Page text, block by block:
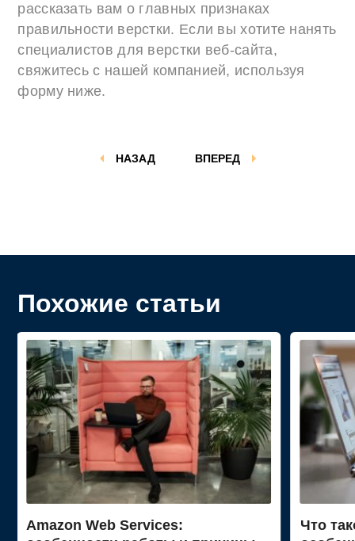
рассказать вам о главных признаках
правильности верстки. Если вы хотите нанять
специалистов для верстки веб-сайта,
свяжитесь с нашей компанией, используя
форму ниже.
ВПЕРЕД
НАЗАД
Похожие статьи
Amazon Web Services:
Что